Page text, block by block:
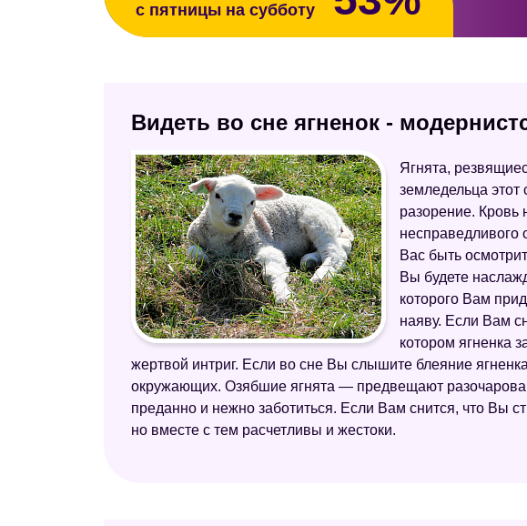
с пятницы на субботу
Видеть во сне ягненок -
Ягнята,
земледельца
разорение. Кровь
Вас быть
Вы будете
которого Вам
наяву. Если Вам
котором ягненка
жертвой интриг. Если во сне Вы слышите блеяние
окружающих. Озябшие ягнята — предвещают
преданно и нежно заботиться. Если Вам снится, что Вы
но вместе с тем расчетливы и жестоки.